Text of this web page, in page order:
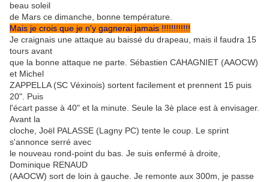
beau soleil
de Mars ce dimanche, bonne température.
Mais je crois que je n'y gagnerai jamais !!!!!!!!!!!!
Je craignais une attaque au baissé du drapeau, mais il faudra 15
tours avant
que la bonne attaque ne parte. Sébastien CAHAGNIET (AAOCW)
et Michel
ZAPPELLA (SC Véxinois) sortent facilement et prennent 15 puis
20". Puis
l'écart passe à 40" et la minute. Seule la 3è place est à envisager.
Avant la
cloche, Joël PALASSE (Lagny PC) tente le coup. Le sprint
s'annonce serré avec
le nouveau rond-point du bas. Je suis enfermé à droite,
Dominique RENAUD
(AAOCW) sort de loin à gauche. Je remonte aux 300m, je passe